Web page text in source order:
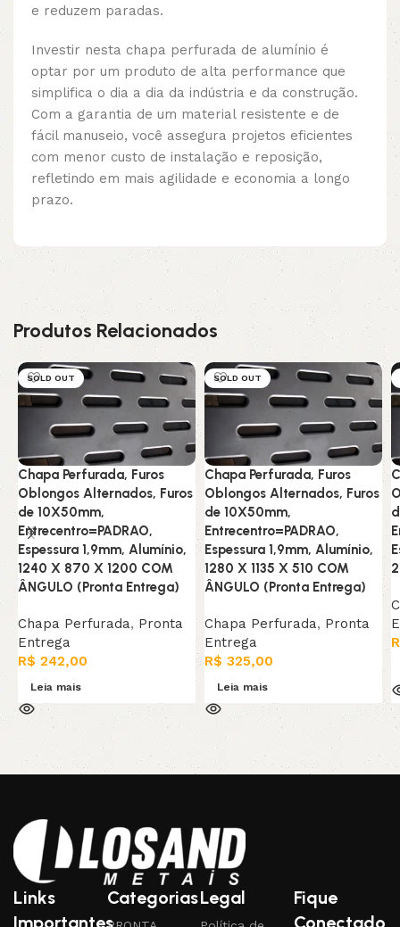
e reduzem paradas.
Investir nesta chapa perfurada de alumínio é
optar por um produto de alta performance que
simplifica o dia a dia da indústria e da construção.
Com a garantia de um material resistente e de
fácil manuseio, você assegura projetos eficientes
com menor custo de instalação e reposição,
refletindo em mais agilidade e economia a longo
prazo.
Produtos Relacionados
SOLD OUT
Chapa Perfurada, Furos
Oblongos Alternados, Furos
de 10X50mm,
Entrecentro=PADRAO,
Espessura 1,9mm, Alumínio,
1240 X 870 X 1200 COM
ÂNGULO (Pronta Entrega)
Chapa Perfurada, Pronta
Entrega
R$ 242,00
Leia mais
SOLD OUT
Chapa Perfurada, Furos
Oblongos Alternados, Furos
de 10X50mm,
Entrecentro=PADRAO,
Espessura 1,9mm, Alumínio,
1280 X 1135 X 510 COM
ÂNGULO (Pronta Entrega)
Chapa Perfurada, Pronta
Entrega
R$ 325,00
Leia mais
Links
Importantes
CategoriasLegal
Fique
Conectado